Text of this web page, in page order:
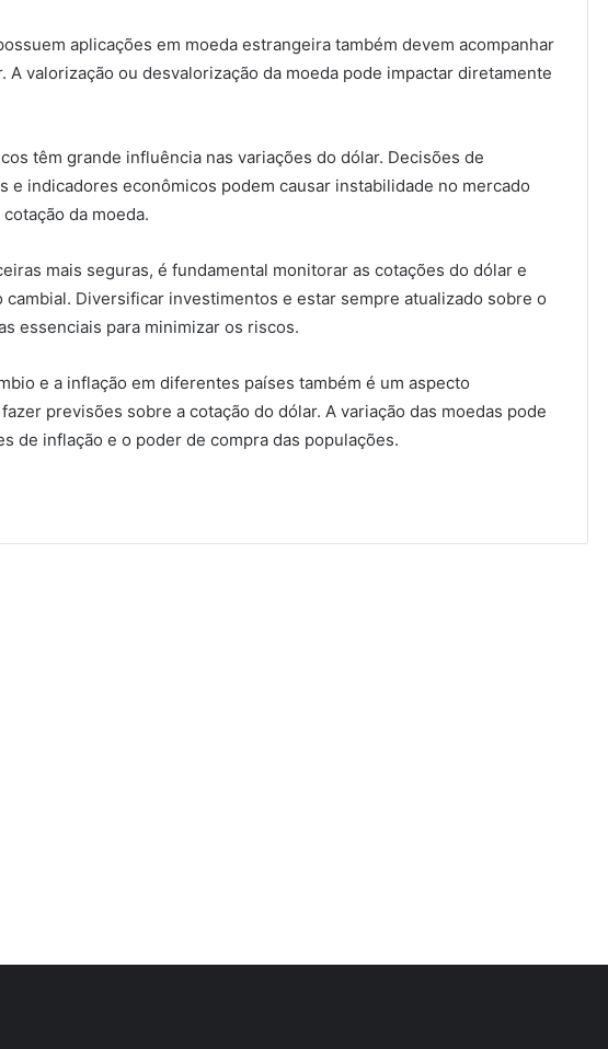
aplicações em moeda estrangeira também devem acompanhar
valorização ou desvalorização da moeda pode impactar diretamente
têm grande influência nas variações do dólar. Decisões de
e indicadores econômicos podem causar instabilidade no mercado
da moeda.
mais seguras, é fundamental monitorar as cotações do dólar e
Diversificar investimentos e estar sempre atualizado sobre o
essenciais para minimizar os riscos.
e a inflação em diferentes países também é um aspecto
previsões sobre a cotação do dólar. A variação das moedas pode
de inflação e o poder de compra das populações.